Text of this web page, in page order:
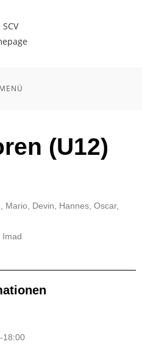
MENÜ
(U12)
Mario, Devin, Hannes, Oscar,
Imad
18:00